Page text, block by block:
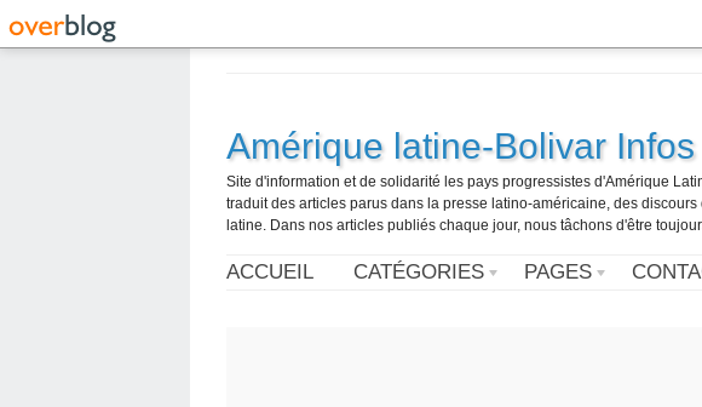
Amérique latine-Bolivar Infos
Site d'information et de solidarité les pays progressistes d'Amérique
traduit des articles parus dans la presse latino-américaine, des
latine. Dans nos articles publiés chaque jour, nous tâchons d'être
ACCUEIL CATÉGORIES PAGES